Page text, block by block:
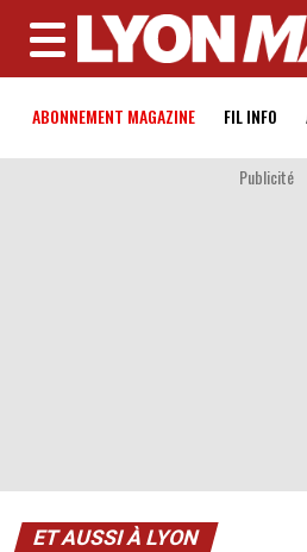
MENU
ABONNEMENT MAGAZINE FIL INFO
Publicité
ET AUSSI À LYON